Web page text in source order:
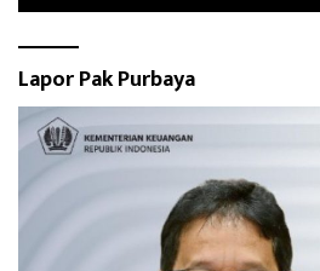
Lapor Pak Purbaya